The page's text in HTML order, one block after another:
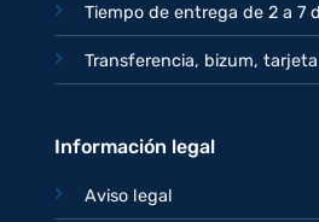
Tiempo de entrega de 2 a 7
Transferencia, bizum,
Información legal
Aviso legal